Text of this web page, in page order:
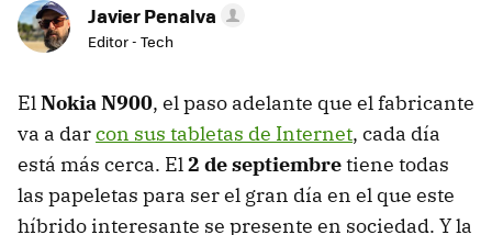
Javier Penalva
Editor - Tech
ElNokia N900, el paso adelante que el fabricante
va a darcon sus tabletas de Internet, cada día
está más cerca. El2 de septiembretiene todas
las papeletas para ser el gran día en el que este
híbrido interesante se presente en sociedad. Y la